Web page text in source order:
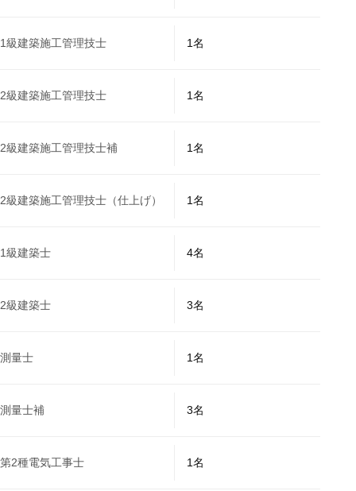
1級建築施⼯管理技⼠ 1名
2級建築施⼯管理技⼠ 1名
2級建築施⼯管理技⼠補 1名
2級建築施⼯管理技⼠（仕上げ） 1名
1級建築⼠ 4名
2級建築⼠ 3名
測量⼠ 1名
測量⼠補 3名
第2種電気⼯事⼠ 1名